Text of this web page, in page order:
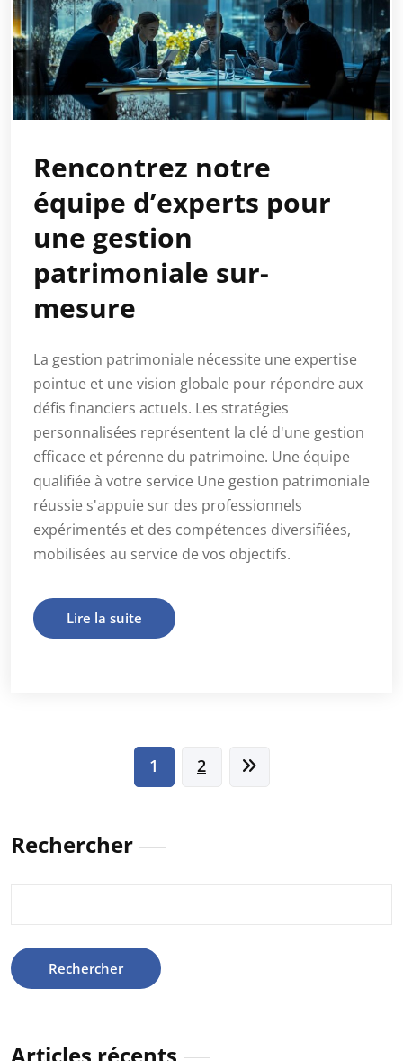
Rencontrez notre
équipe d’experts pour
une gestion
patrimoniale sur-
mesure
La gestion patrimoniale nécessite une expertise
pointue et une vision globale pour répondre aux
défis financiers actuels. Les stratégies
personnalisées représentent la clé d'une gestion
efficace et pérenne du patrimoine. Une équipe
qualifiée à votre service Une gestion patrimoniale
réussie s'appuie sur des professionnels
expérimentés et des compétences diversifiées,
mobilisées au service de vos objectifs.
Lire la suite
Pagination
1 2
Rechercher
Articles récents